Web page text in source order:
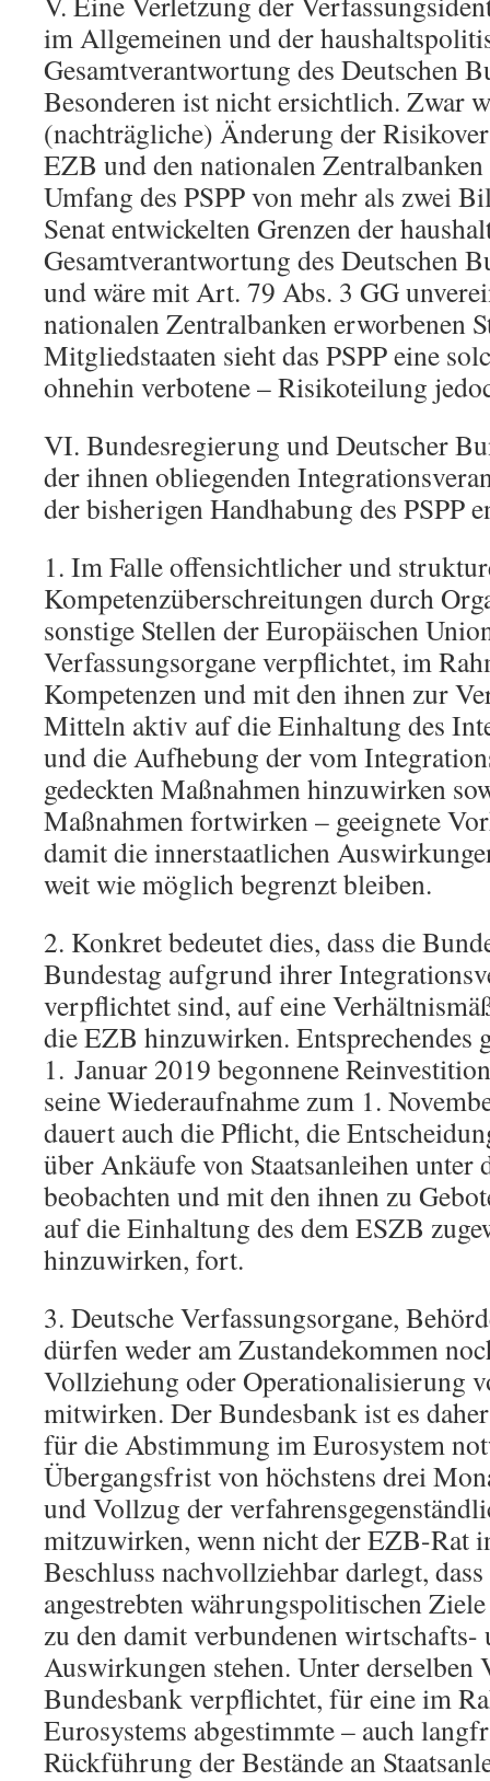
im Allgemeinen und der
Gesamtverantwortung des Deutschen
Besonderen ist nicht ersichtlich. Zwar
(nachträgliche) Änderung der
EZB und den nationalen
Umfang des PSPP von mehr als zwei
Senat entwickelten Grenzen der
Gesamtverantwortung des Deutschen
und wäre mit Art. 79 Abs. 3 GG
nationalen Zentralbanken erworbenen
Mitgliedstaaten sieht das PSPP eine
ohnehin verbotene – Risikoteilung
VI. Bundesregierung und Deutscher
der ihnen obliegenden
der bisherigen Handhabung des PSPP
1. Im Falle offensichtlicher und
Kompetenzüberschreitungen durch
sonstige Stellen der Europäischen
Verfassungsorgane verpflichtet, im
Kompetenzen und mit den ihnen zur
Mitteln aktiv auf die Einhaltung des
und die Aufhebung der vom
gedeckten Maßnahmen hinzuwirken
Maßnahmen fortwirken – geeignete
damit die innerstaatlichen
weit wie möglich begrenzt bleiben.
2. Konkret bedeutet dies, dass die
Bundestag aufgrund ihrer
verpflichtet sind, auf eine
die EZB hinzuwirken. Entsprechendes
1. Januar 2019 begonnene
seine Wiederaufnahme zum 1.
dauert auch die Pflicht, die
über Ankäufe von Staatsanleihen unter
beobachten und mit den ihnen zu
auf die Einhaltung des dem ESZB
hinzuwirken, fort.
3. Deutsche Verfassungsorgane,
dürfen weder am Zustandekommen
Vollziehung oder Operationalisierung
mitwirken. Der Bundesbank ist es
für die Abstimmung im Eurosystem
Übergangsfrist von höchstens drei
und Vollzug der
mitzuwirken, wenn nicht der EZB-Rat
Beschluss nachvollziehbar darlegt,
angestrebten währungspolitischen
zu den damit verbundenen
Auswirkungen stehen. Unter derselben
Bundesbank verpflichtet, für eine im
Eurosystems abgestimmte – auch
Rückführung der Bestände an